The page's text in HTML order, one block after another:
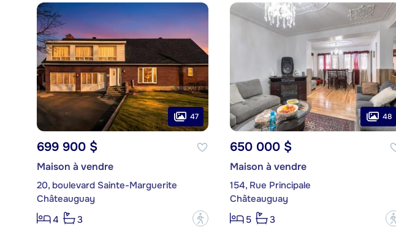
47
699 900 $
Maison à vendre
20, boulevard Sainte-Marguerite
Châteauguay
4
3 ?
48
650 000 $
Maison à vendre
154, Rue Principale
Châteauguay
5
3 ?